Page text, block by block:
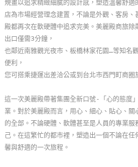
玩
樂
地
圖
顧
服
務
顧
規畫以追求精緻細膩的設計感，塑造溫馨舒適
店為市場經營理念建置，不論是外觀、客房、
殿都再次在軟硬體中追求完美。美麗殿商旅
出口僅需3分鐘，
也鄰近南雅觀光夜市、板橋林家花園…等知名
便利，
您可搭乘捷運出差洽公或到台北市西門町商圈
這一次美麗殿帶著集團全新口號-「心的態度
業。對於美麗殿而言，用心、細心、貼心、關
的全部。不論硬體、軟體甚至是人員的專業服
己。在這繁忙的都市裡，塑造出一個不論在
馨與舒適的一次旅程。